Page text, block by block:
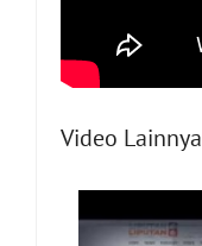
Video Lainnya